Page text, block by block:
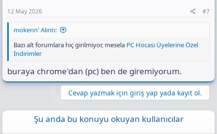
12 May 2026 #7
mokenn' Alıntı:
Bazı alt forumlara hiç girilmiyor, mesela PC Hocası Üyelerine Özel
İndirimler
buraya chrome'dan (pc) ben de giremiyorum.
Cevap yazmak için giriş yap yada kayıt ol.
Şu anda bu konuyu okuyan kullanıcılar